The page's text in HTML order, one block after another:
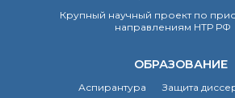
Крупный научный проект по
направлениям НТР РФ
ОБРАЗОВАНИЕ
Аспирантура
Защита